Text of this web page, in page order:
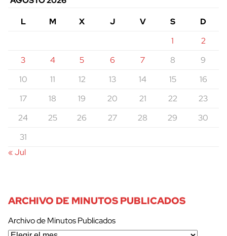
L
M X J V S
D
1
2
3
4 5 6 7 8
9
10
11 12 13 14 15
16
17
18 19 20 21 22
23
24
25 26 27 28 29
30
31
« Jul
ARCHIVO DE MINUTOS PUBLICADOS
Archivo de Minutos Publicados